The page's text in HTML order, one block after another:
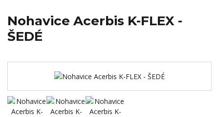
Nohavice Acerbis K-FLEX -
ŠEDÉ